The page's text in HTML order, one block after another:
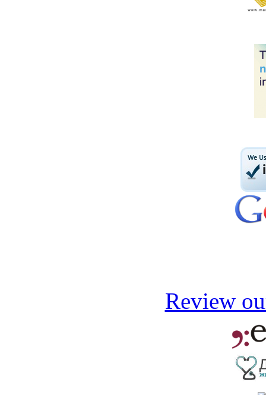
Review